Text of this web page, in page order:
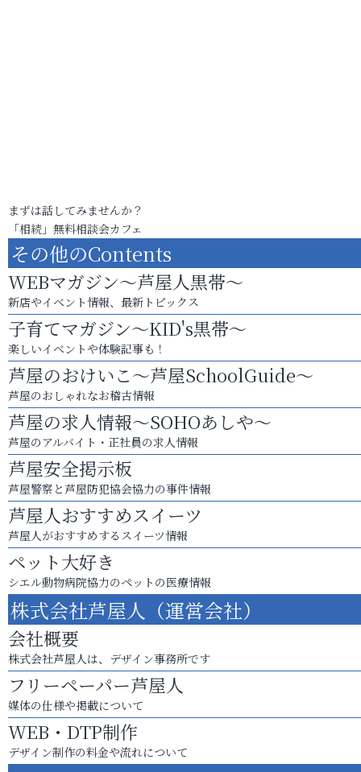
まずは話してみませんか？
「相続」無料相談会カフェ
その他のContents
WEBマガジン～芦屋人黒帯～
新店やイベント情報、最新トピックス
子育てマガジン～KID's黒帯～
楽しいイベントや体験記事も！
芦屋のおけいこ～芦屋SchoolGuide～
芦屋のおしゃれなお稽古情報
芦屋の求人情報～SOHOあしや～
芦屋のアルバイト・正社員の求人情報
芦屋安全掲示板
芦屋警察と芦屋防犯協会協力の事件情報
芦屋人おすすめスイーツ
芦屋人がおすすめするスイーツ情報
ペット大好き
シエル動物病院協力のペットの医療情報
株式会社芦屋人（運営会社）
会社概要
株式会社芦屋人は、デザイン事務所です
フリーペーパー芦屋人
媒体の仕様や掲載について
WEB・DTP制作
デザイン制作の料金や流れについて